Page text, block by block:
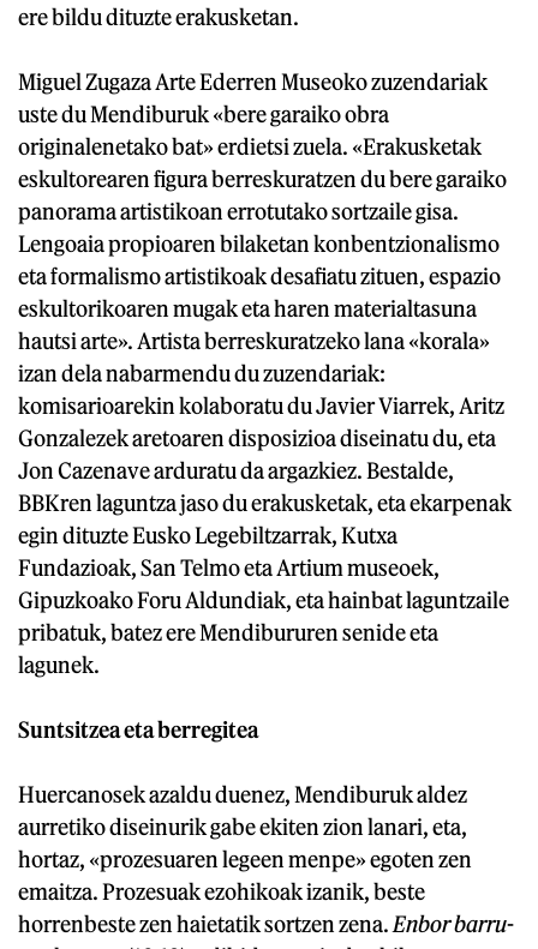
ere bildu dituzte erakusketan.
Miguel Zugaza Arte Ederren Museoko zuzendariak
uste du Mendiburuk «bere garaiko obra
originalenetako bat» erdietsi zuela. «Erakusketak
eskultorearen figura berreskuratzen du bere garaiko
panorama artistikoan errotutako sortzaile gisa.
Lengoaia propioaren bilaketan konbentzionalismo
eta formalismo artistikoak desafiatu zituen, espazio
eskultorikoaren mugak eta haren materialtasuna
hautsi arte». Artista berreskuratzeko lana «korala»
izan dela nabarmendu du zuzendariak:
komisarioarekin kolaboratu du Javier Viarrek, Aritz
Gonzalezek aretoaren disposizioa diseinatu du, eta
Jon Cazenave arduratu da argazkiez. Bestalde,
BBKren laguntza jaso du erakusketak, eta ekarpenak
egin dituzte Eusko Legebiltzarrak, Kutxa
Fundazioak, San Telmo eta Artium museoek,
Gipuzkoako Foru Aldundiak, eta hainbat laguntzaile
pribatuk, batez ere Mendibururen senide eta
lagunek.
Suntsitzea eta berregitea
Huercanosek azaldu duenez, Mendiburuk aldez
aurretiko diseinurik gabe ekiten zion lanari, eta,
hortaz, «prozesuaren legeen menpe» egoten zen
emaitza. Prozesuak ezohikoak izanik, beste
horrenbeste zen haietatik sortzen zena. Enbor barru-